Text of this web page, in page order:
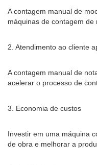
A contagem manual de
máquinas de contagem
2. Atendimento ao cliente
A contagem manual de
acelerar o processo de
3. Economia de custos
Investir em uma máquina
de obra e melhorar a